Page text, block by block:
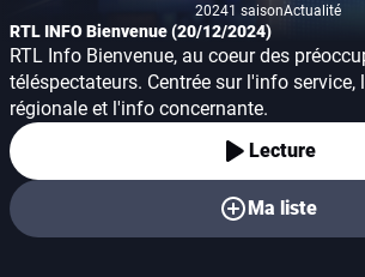
Année de
20241 saison
Genre
Actualité
RTL INFO Bienvenue (20/12/2024)
RTL Info Bienvenue, au coeur des
téléspectateurs. Centrée sur l'info service,
régionale et l'info concernante.
Lecture
Ma liste